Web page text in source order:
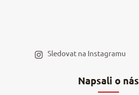
Napsali o nás
Sledovat na Instagramu
Hodnocení obchodu